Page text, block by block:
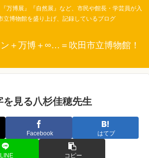
『万博展』『自然展』など、市民や館長・学芸員が入
立博物館を盛り上げ、記録しているブログ
＋万博＋∞…＝吹田市立博物館！
を見る八杉佳穂先生
Facebook はてブ
LINE コピー